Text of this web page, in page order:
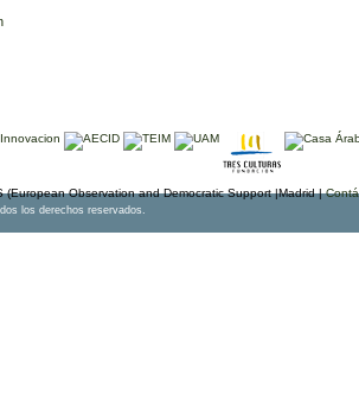
(European Observation and Democratic Support |Madrid |
los derechos reservados.